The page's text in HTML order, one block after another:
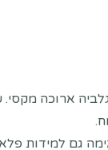
ארוכה מקסי.
גם למידות